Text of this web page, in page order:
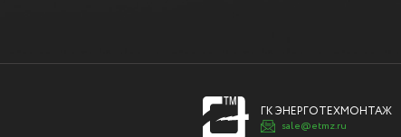
ГК ЭНЕРГОТЕХМОНТАЖ
sale@etmz.ru